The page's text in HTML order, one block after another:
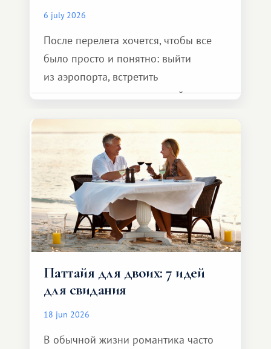
6 july 2026
После перелета хочется, чтобы все
было просто и понятно: выйти
из аэропорта, встретить
представителя транспортной
и спокойно доехать до курорта.
Паттайя для двоих: 7 идей
для свидания
18 jun 2026
В обычной жизни романтика часто